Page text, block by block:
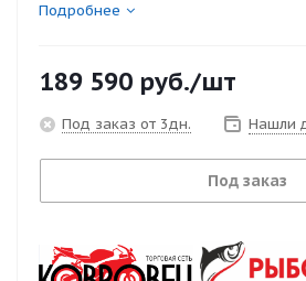
Подробнее
189 590 руб./шт
Под заказ от 3дн. Нашли
Под заказ